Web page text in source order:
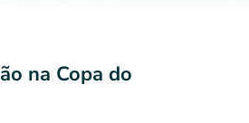
na Copa do